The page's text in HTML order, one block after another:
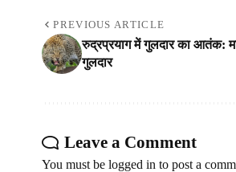
PREVIOUS ARTICLE
रुद्रप्रयाग में गुलदार का आतंक:
गुलदार
Leave a Comment
You must be logged in to post a